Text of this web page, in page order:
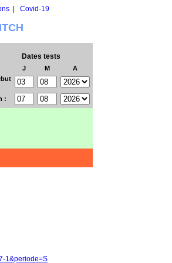
| Covid-19
Dates tests
J M
A
:
1&periode=S